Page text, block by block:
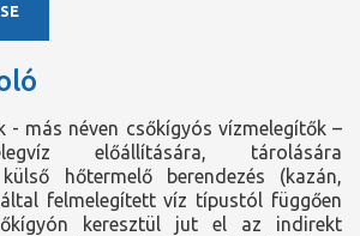
más néven csőkígyós vízmelegítők –
előállítására, tárolására
hőtermelő berendezés (kazán,
felmelegített víz típustól függően
keresztül jut el az indirekt